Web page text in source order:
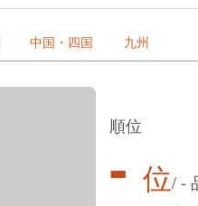
中国・四国 九州
順位
- 位/-